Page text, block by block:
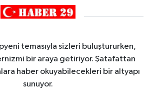
temasıyla sizleri buluştururken,
bir araya getiriyor. Şatafattan
haber okuyabilecekleri bir altyapı
sunuyor.